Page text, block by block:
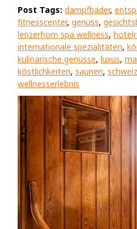
Post Tags: dampfbäder,
fitnesscenter, genuss,
lenzerhorn spa wellness,
internationale spezialitäten,
kulinarische genüsse, luxus,
köstlichkeiten, saunen,
wellnesserlebnis